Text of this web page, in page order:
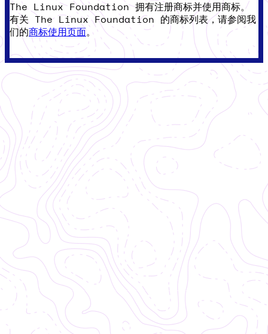
The Linux Foundation 拥有注册商标并使用商标。
有关 The Linux Foundation 的商标列表，请参阅我
们的商标使用页面。